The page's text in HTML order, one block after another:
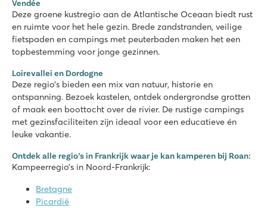
Bezoek het leuke dorpje Corcieux
La Grand'Terre
La Grand'Terre
Frankrijk - Zuid-Frankrijk - Ardèche - Ruoms
★ ★ ★
Zwembad met kinderbad en waterspeeltoestel
Stacaravans vlakbij zwembad en restaurant
Bezoek de beroemde grotten; de Cocalière
La Marina de Canet
Frankrijk - Zuid-Frankrijk - Languedoc-Roussillon - Canet en
★
Vendée
Deze groene kustregio aan de Atlantische Oceaan biedt rust
en ruimte voor het hele gezin. Brede zandstranden, veilige
fietspaden en campings met peuterbaden maken het een
topbestemming voor jonge gezinnen.
Loirevallei en Dordogne
Deze regio’s bieden een mix van natuur, historie en
ontspanning. Bezoek kastelen, ontdek ondergrondse grotten
of maak een boottocht over de rivier. De rustige campings
met gezinsfaciliteiten zijn ideaal voor een educatieve én
leuke vakantie.
Ontdek alle regio’s in Frankrijk waar je kan kamperen bij Roan:
Kampeerregio’s in Noord-Frankrijk:
Bretagne
Picardië